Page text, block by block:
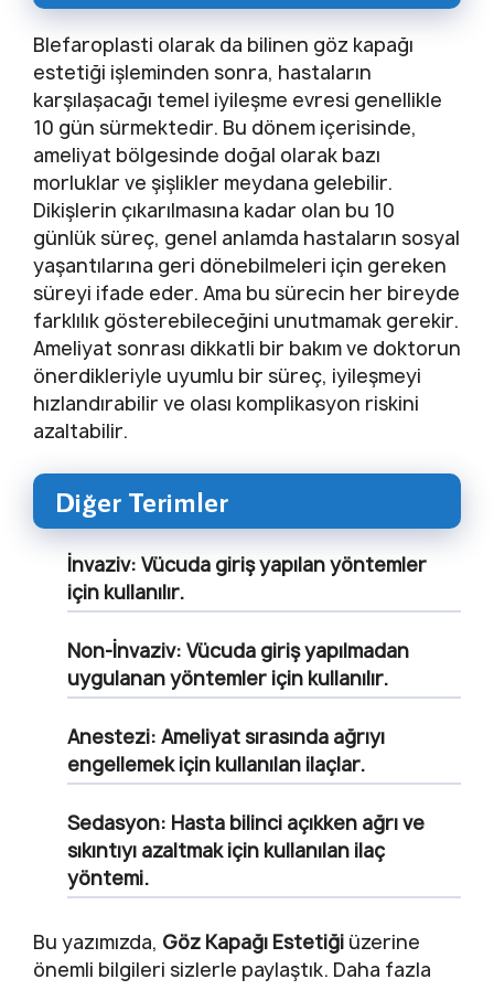
Blefaroplasti olarak da bilinen göz kapağı
estetiği işleminden sonra, hastaların
karşılaşacağı temel iyileşme evresi genellikle
10 gün sürmektedir. Bu dönem içerisinde,
ameliyat bölgesinde doğal olarak bazı
morluklar ve şişlikler meydana gelebilir.
Dikişlerin çıkarılmasına kadar olan bu 10
günlük süreç, genel anlamda hastaların sosyal
yaşantılarına geri dönebilmeleri için gereken
süreyi ifade eder. Ama bu sürecin her bireyde
farklılık gösterebileceğini unutmamak gerekir.
Ameliyat sonrası dikkatli bir bakım ve doktorun
önerdikleriyle uyumlu bir süreç, iyileşmeyi
hızlandırabilir ve olası komplikasyon riskini
azaltabilir.
Diğer Terimler
İnvaziv: Vücuda giriş yapılan yöntemler
için kullanılır.
Non-İnvaziv: Vücuda giriş yapılmadan
uygulanan yöntemler için kullanılır.
Anestezi: Ameliyat sırasında ağrıyı
engellemek için kullanılan ilaçlar.
Sedasyon: Hasta bilinci açıkken ağrı ve
sıkıntıyı azaltmak için kullanılan ilaç
yöntemi.
Bu yazımızda, Göz Kapağı Estetiği üzerine
önemli bilgileri sizlerle paylaştık. Daha fazla